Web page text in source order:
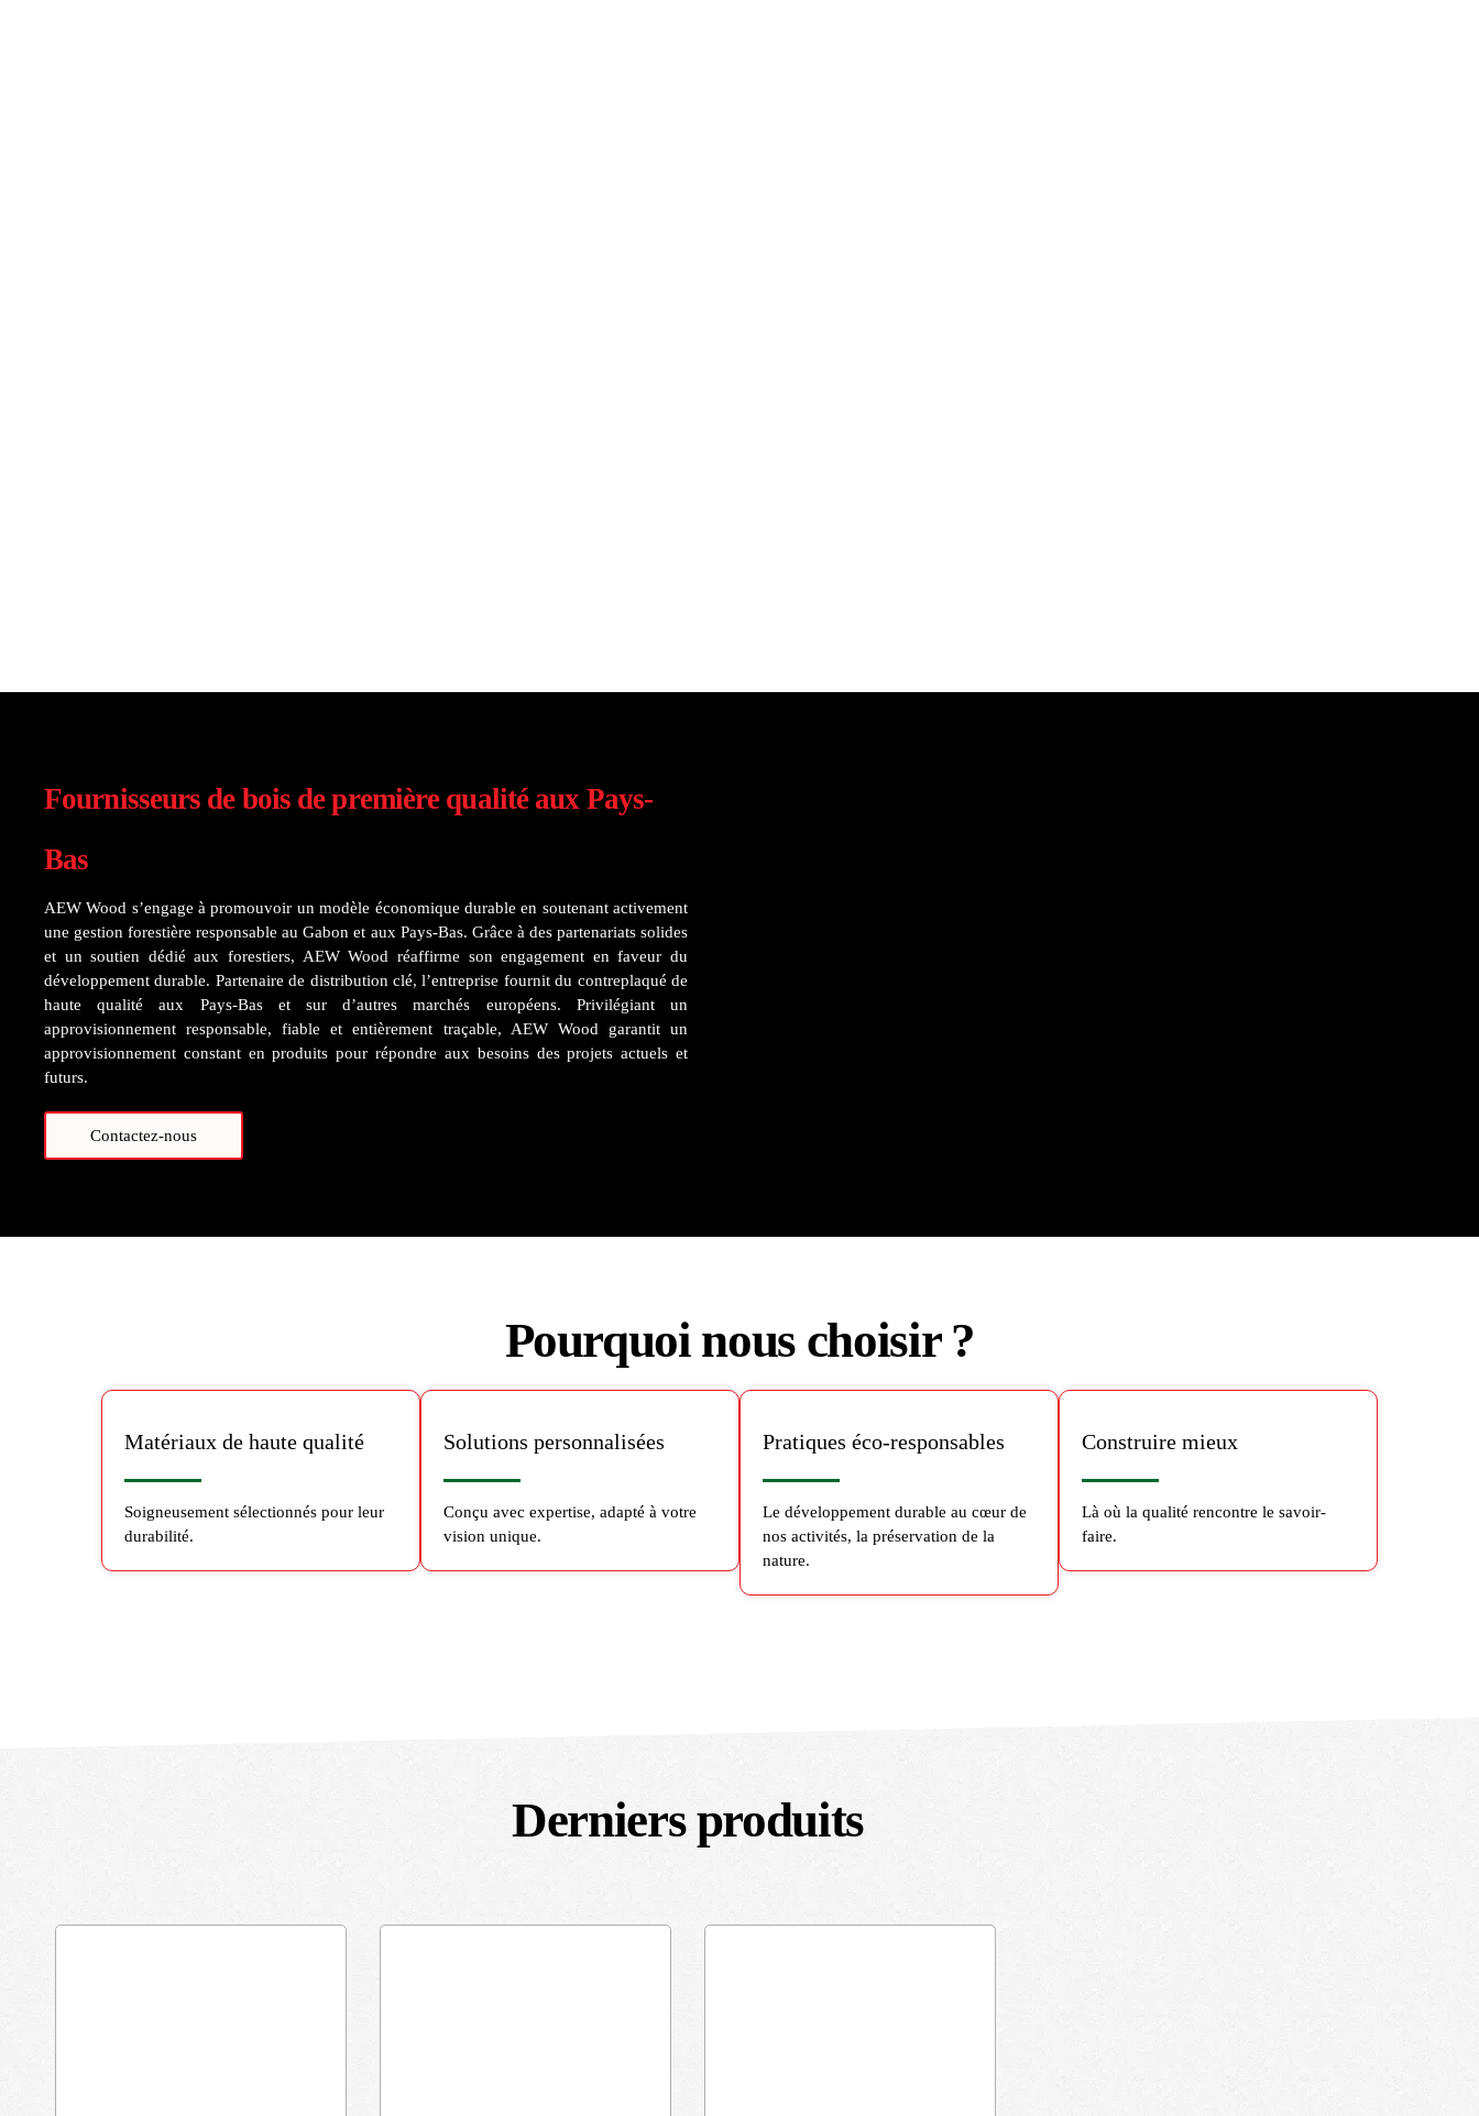
Fournisseurs de bois de première qualité aux Pays-
Bas
AEW Wood s’engage à promouvoir un modèle économique durable en soutenant activement
une gestion forestière responsable au Gabon et aux Pays-Bas. Grâce à des partenariats solides
et un soutien dédié aux forestiers, AEW Wood réaffirme son engagement en faveur du
développement durable. Partenaire de distribution clé, l’entreprise fournit du contreplaqué de
haute qualité aux Pays-Bas et sur d’autres marchés européens. Privilégiant un
approvisionnement responsable, fiable et entièrement traçable, AEW Wood garantit un
approvisionnement constant en produits pour répondre aux besoins des projets actuels et
futurs.
Contactez-nous
Pourquoi nous choisir ?
Matériaux de haute qualité
Soigneusement sélectionnés pour leur
durabilité.
Solutions personnalisées
Conçu avec expertise, adapté à votre
vision unique.
Pratiques éco-responsables
Le développement durable au cœur de
nos activités, la préservation de la
nature.
Construire mieux
Là où la qualité rencontre le savoir-
faire.
Derniers produits